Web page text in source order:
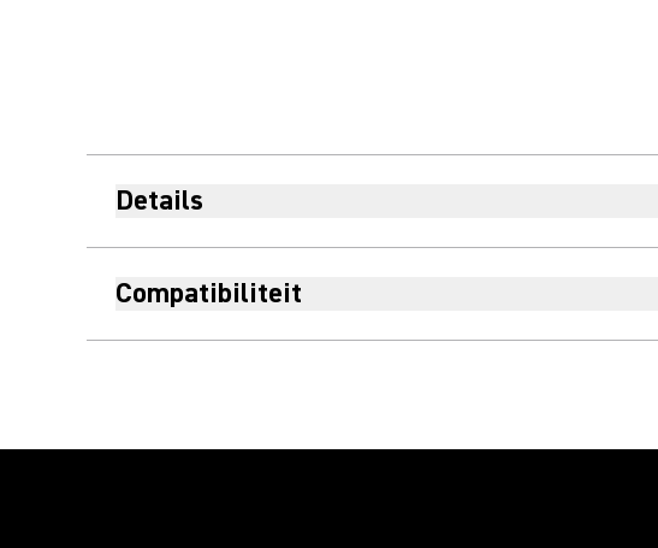
Details
Compatibiliteit